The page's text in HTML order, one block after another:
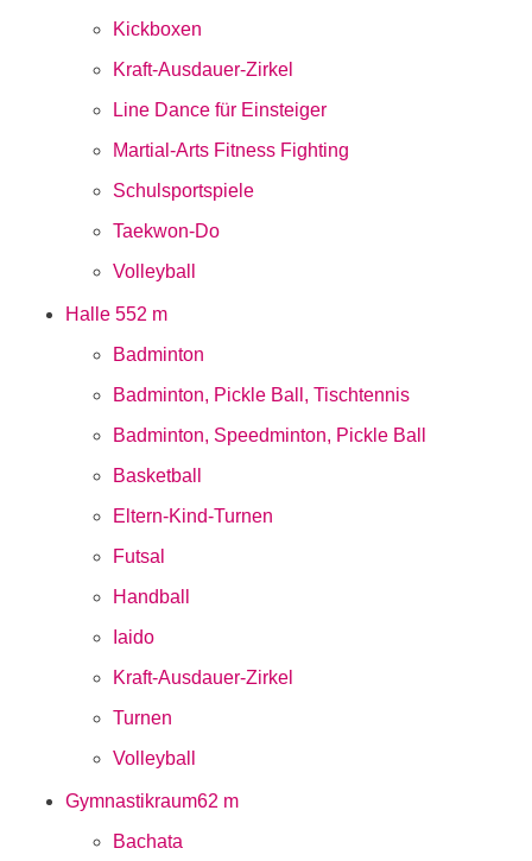
Kickboxen
Kraft-Ausdauer-Zirkel
Line Dance für Einsteiger
Martial-Arts Fitness Fighting
Schulsportspiele
Taekwon-Do
Volleyball
Halle 552 m
Badminton
Badminton, Pickle Ball, Tischtennis
Badminton, Speedminton, Pickle Ball
Basketball
Eltern-Kind-Turnen
Futsal
Handball
Iaido
Kraft-Ausdauer-Zirkel
Turnen
Volleyball
Gymnastikraum62 m
Bachata